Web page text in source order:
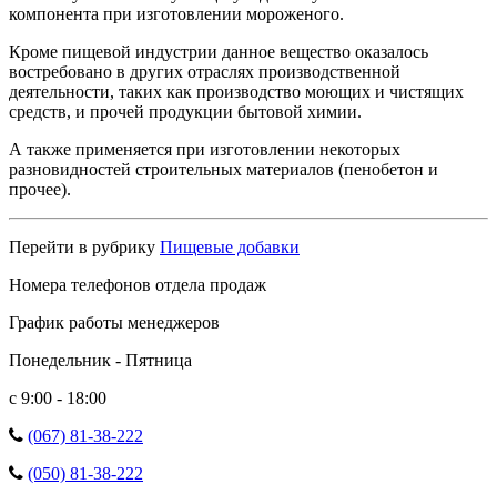
компонента при изготовлении мороженого.
Кроме пищевой индустрии данное вещество оказалось
востребовано в других отраслях производственной
деятельности, таких как производство моющих и чистящих
средств, и прочей продукции бытовой химии.
А также применяется при изготовлении некоторых
разновидностей строительных материалов (пенобетон и
прочее).
Перейти в рубрику Пищевые добавки
Номера телефонов отдела продаж
График работы менеджеров
Понедельник - Пятница
с 9:00 - 18:00
(067) 81-38-222
(050) 81-38-222